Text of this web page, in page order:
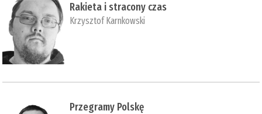
Rakieta i stracony czas
Krzysztof Karnkowski
Przegramy Polskę